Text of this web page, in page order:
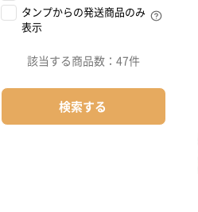
タンプからの発送商品のみ
表示
該当する商品数： 47件
検索する